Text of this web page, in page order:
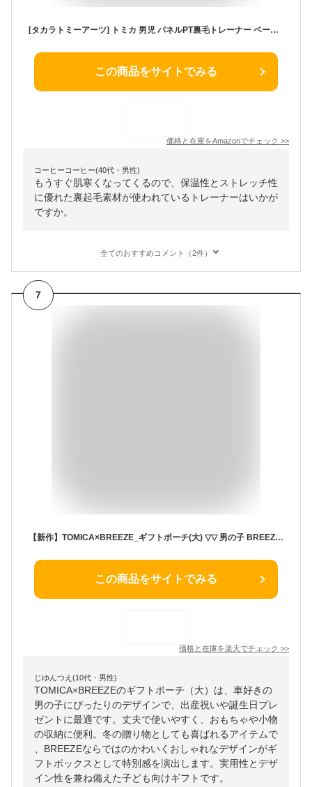
[タカラトミーアーツ] トミカ 男児 パネルPT裏毛トレーナー ベージュ 110cm 571
この商品をサイトでみる
価格と在庫をAmazonでチェック >>
コーヒーコーヒー(40代・男性)
もうすぐ肌寒くなってくるので、保温性とストレッチ性
に優れた裏起毛素材が使われているトレーナーはいかが
ですか。
全てのおすすめコメント（2件）
7
【新作】TOMICA×BREEZE_ギフトポーチ(大) ▽▽ 男の子 BREEZE ブリーズ 子供服 キッズ ベビー お祝い ギフトボックス セット 出産 誕生日プレゼント トミカ 車 冬 エフオー FO △△ j585905
この商品をサイトでみる
価格と在庫を楽天でチェック >>
じゆんつえ(10代・男性)
TOMICA×BREEZEのギフトポーチ（大）は、車好きの
男の子にぴったりのデザインで、出産祝いや誕生日プレ
ゼントに最適です。丈夫で使いやすく、おもちゃや小物
の収納に便利。冬の贈り物としても喜ばれるアイテムで
、BREEZEならではのかわいくおしゃれなデザインがギ
フトボックスとして特別感を演出します。実用性とデザ
イン性を兼ね備えた子ども向けギフトです。